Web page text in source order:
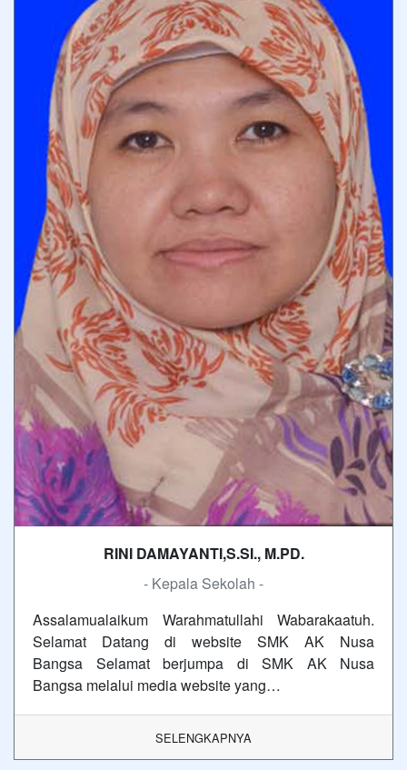
RINI DAMAYANTI,S.SI., M.PD.
- Kepala Sekolah -
Assalamualaikum Warahmatullahi Wabarakaatuh.
Selamat Datang di website SMK AK Nusa
Bangsa Selamat berjumpa di SMK AK Nusa
Bangsa melalui media website yang…
SELENGKAPNYA